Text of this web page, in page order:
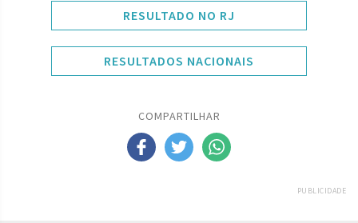
RESULTADO NO RJ
RESULTADOS NACIONAIS
COMPARTILHAR
PUBLICIDADE